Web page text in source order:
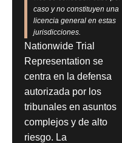
caso y no constituyen una
licencia general en estas
jurisdicciones.
Nationwide Trial
Representation se
centra en la defensa
autorizada por los
tribunales en asuntos
complejos y de alto
riesgo. La